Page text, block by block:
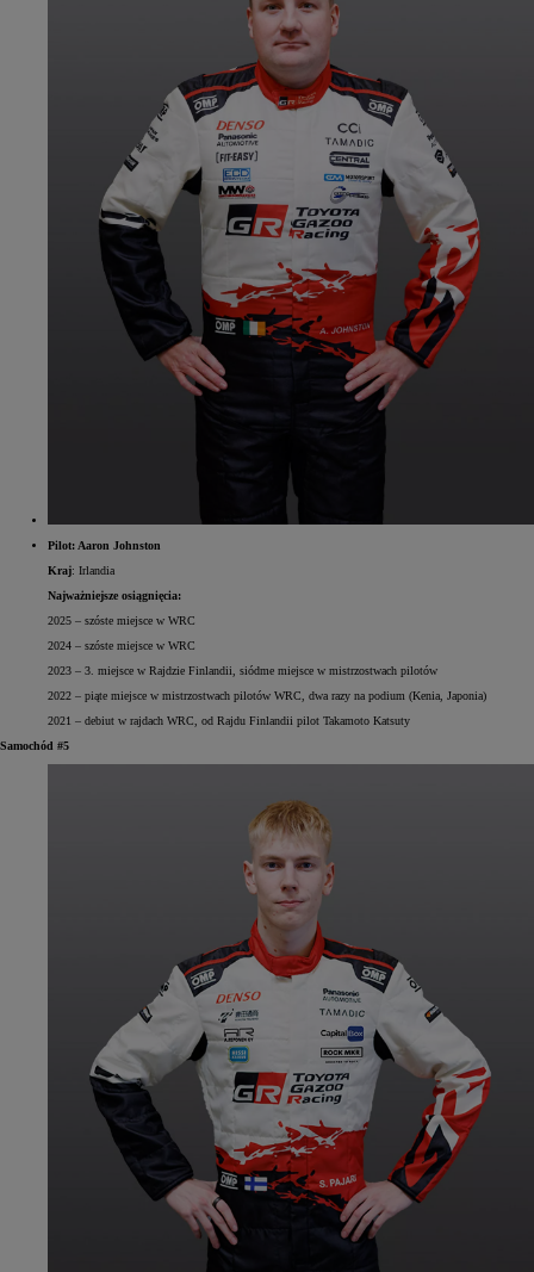
Pilot: Aaron Johnston
Kraj: Irlandia
Najważniejsze osiągnięcia:
2025 – szóste miejsce w WRC
2024 – szóste miejsce w WRC
2023 – 3. miejsce w Rajdzie Finlandii, siódme miejsce w mistrzostwach pilotów
2022 – piąte miejsce w mistrzostwach pilotów WRC, dwa razy na podium (Kenia, Japonia)
2021 – debiut w rajdach WRC, od Rajdu Finlandii pilot Takamoto Katsuty
Samochód #5